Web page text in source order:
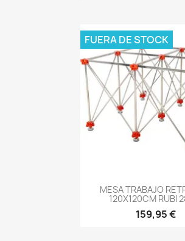
-->
MESA TRABAJO
120X120CM RUBI
159,95 €
FUERA DE STOCK